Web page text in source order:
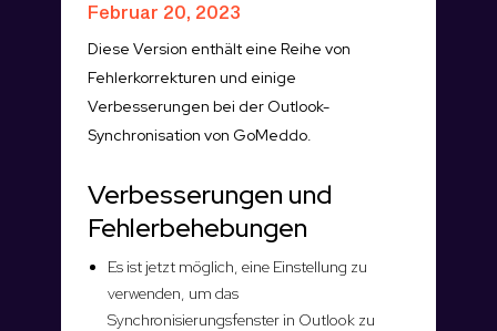
Februar 20, 2023
Diese Version enthält eine Reihe von
Fehlerkorrekturen und einige
Verbesserungen bei der Outlook-
Synchronisation von GoMeddo.
Verbesserungen und
Fehlerbehebungen
Es ist jetzt möglich, eine Einstellung zu
verwenden, um das
Synchronisierungsfenster in Outlook zu